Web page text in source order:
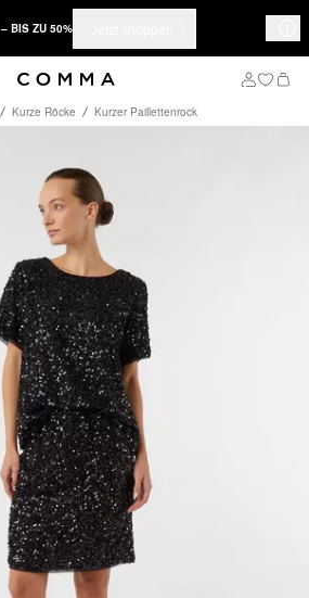
– BIS ZU 50%
Kurze Röcke Kurzer Paillettenrock